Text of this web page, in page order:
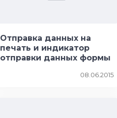
Отправка данных на
печать и индикатор
отправки данных формы
08.06.2015